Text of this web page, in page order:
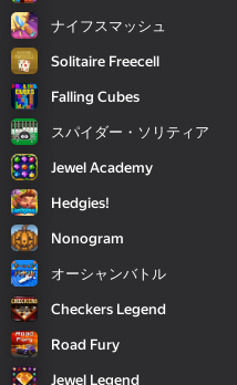
ナイフスマッシュ
Solitaire Freecell
Falling Cubes
スパイダー・ソリティア
Jewel Academy
Hedgies!
Nonogram
オーシャンバトル
Checkers Legend
Road Fury
Jewel Legend